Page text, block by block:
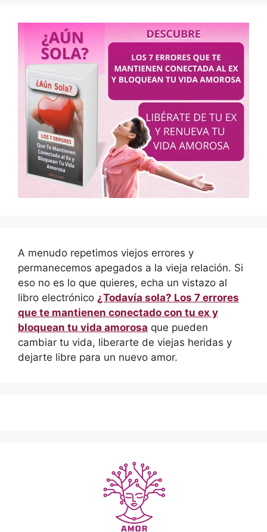
A menudo repetimos viejos errores y
permanecemos apegados a la vieja relación. Si
eso no es lo que quieres, echa un vistazo al
libro electrónico ¿Todavía sola? Los 7 errores
que te mantienen conectado con tu ex y
bloquean tu vida amorosa que pueden
cambiar tu vida, liberarte de viejas heridas y
dejarte libre para un nuevo amor.